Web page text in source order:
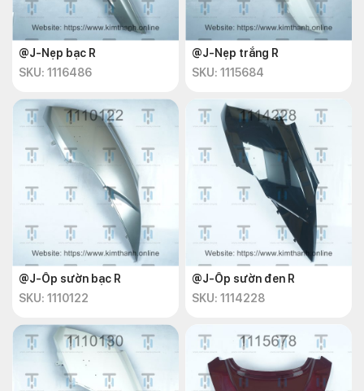
@J-Nẹp bạc R
SKU: 1116486
@J-Nẹp trắng R
SKU: 1115684
@J-Ốp sườn bạc R
SKU: 1110122
@J-Ốp sườn đen R
SKU: 1114228